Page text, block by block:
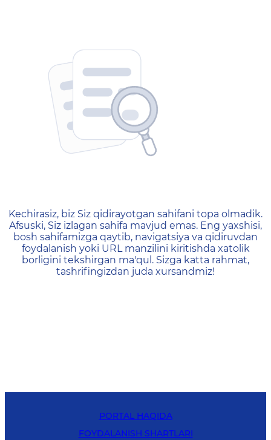
404 — Страница не
Kechirasiz, biz Siz qidirayotgan sahifani topa olmadik.
Afsuski, Siz izlagan sahifa mavjud emas. Eng yaxshisi,
bosh sahifamizga qaytib, navigatsiya va qidiruvdan
foydalanish yoki URL manzilini kiritishda xatolik
borligini tekshirgan ma'qul. Sizga katta rahmat,
tashrifingizdan juda xursandmiz!
PORTAL HAQIDA
FOYDALANISH SHARTLARI